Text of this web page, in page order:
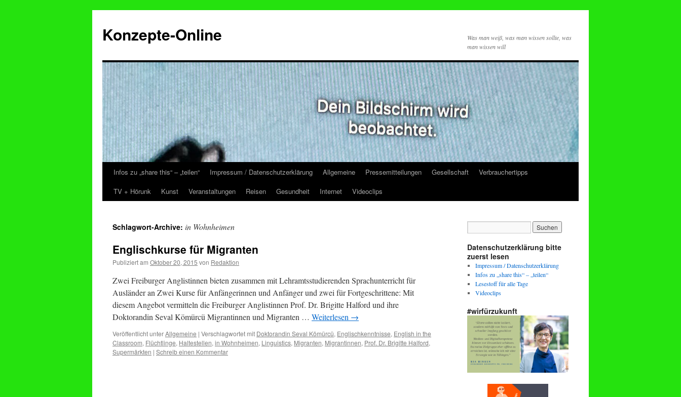
Konzepte-Online
Was man weiß, was man wissen sollte, was
man wissen will
Zum
Inhalt
Infos zu „share this“ – „teilen“ Impressum / Datenschutzerklärung Allgemeine Pressemitteilungen Gesellschaft
Verbrauchertipps
TV + Hörunk
Kunst Veranstaltungen Reisen Gesundheit Internet Videoclips
Schlagwort-Archive: in Wohnheimen
Englischkurse für Migranten
Publiziert am Oktober 20, 2015 von Redaktion
Zwei Freiburger Anglistinnen bieten zusammen mit Lehramtsstudierenden Sprachunterricht für
Ausländer an Zwei Kurse für Anfängerinnen und Anfänger und zwei für Fortgeschrittene: Mit
diesem Angebot vermitteln die Freiburger Anglistinnen Prof. Dr. Brigitte Halford und ihre
Doktorandin Seval Kömürcü Migrantinnen und Migranten … Weiterlesen →
Veröffentlicht unterAllgemeine | Verschlagwortet mit Doktorandin Seval Kömürcü, Englischkenntnisse, English in the
Classroom, Flüchtlinge, Haltestellen, in Wohnheimen, Linguistics, Migranten, Migrantinnen, Prof. Dr. Brigitte Halford,
Supermärkten | Schreib einen Kommentar
Datenschutzerklärung bitte
zuerst lesen
Impressum / Datenschutzerklärung
Infos zu „share this“ – „teilen“
Lesestoff für alle Tage
Videoclips
#wirfürzukunft